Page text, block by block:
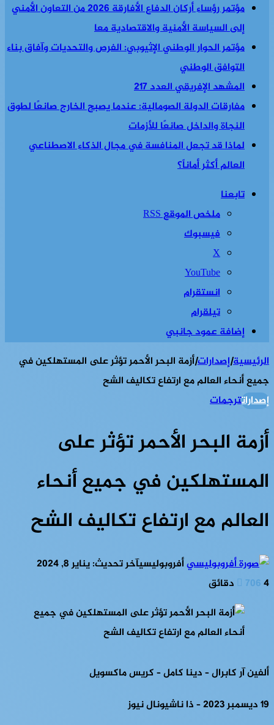
مؤتمر رؤساء أركان الدفاع الأفارقة 2026 من التعاون الأمني
إلى السياسة الأمنية والاقتصادية معا
مؤتمر الحوار الوطني الإثيوبي: الفرص والتحديات وآفاق بناء
التوافق الوطني
المشهد الإفريقي العدد 217
مفارقات الدولة الصومالية: عندما يصبح الخارج صانعًا لطوق
النجاة والداخل صانعًا للأزمات
لماذا قد تجعل المنافسة في مجال الذكاء الاصطناعي
العالم أكثر أماناً؟
تابعنا
ملخص الموقع RSS
فيسبوك
‫X
‫YouTube
انستقرام
تيلقرام
إضافة عمود جانبي
الرئيسية|إصدارات|أزمة البحر الأحمر تؤثر على المستهلكين في
جميع أنحاء العالم مع ارتفاع تكاليف الشح
إصداراتترجمات
أزمة البحر الأحمر تؤثر على
المستهلكين في جميع أنحاء
العالم مع ارتفاع تكاليف الشح
أفروبوليسيآخر تحديث: يناير 8, 2024
7064 دقائق
ألفين آر كابرال –دينا كامل –كريس ماكسويل
19 ديسمبر 2023 –
ذا ناشيونال نيوز